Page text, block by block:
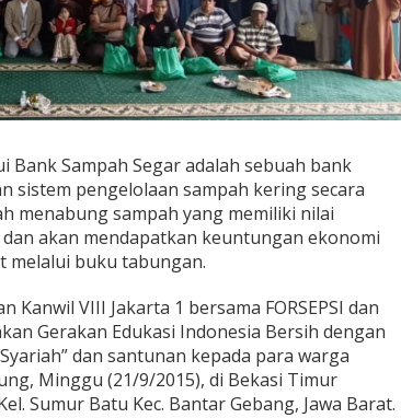
Sampah Segar adalah sebuah bank
sistem pengelolaan sampah kering secara
menabung sampah yang memiliki nilai
akan mendapatkan keuntungan ekonomi
melalui buku tabungan.
Kanwil VIII Jakarta 1 bersama FORSEPSI dan
Gerakan Edukasi Indonesia Bersih dengan
dan santunan kepada para warga
Minggu (21/9/2015), di Bekasi Timur
Sumur Batu Kec. Bantar Gebang, Jawa Barat.